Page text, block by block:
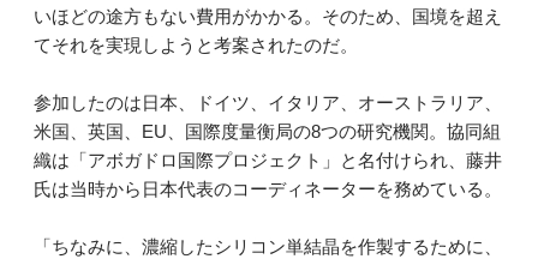
いほどの途方もない費用がかかる。そのため、国境を超え
てそれを実現しようと考案されたのだ。
参加したのは日本、ドイツ、イタリア、オーストラリア、
米国、英国、EU、国際度量衡局の8つの研究機関。協同組
織は「アボガドロ国際プロジェクト」と名付けられ、藤井
氏は当時から日本代表のコーディネーターを務めている。
「ちなみに、濃縮したシリコン単結晶を作製するために、